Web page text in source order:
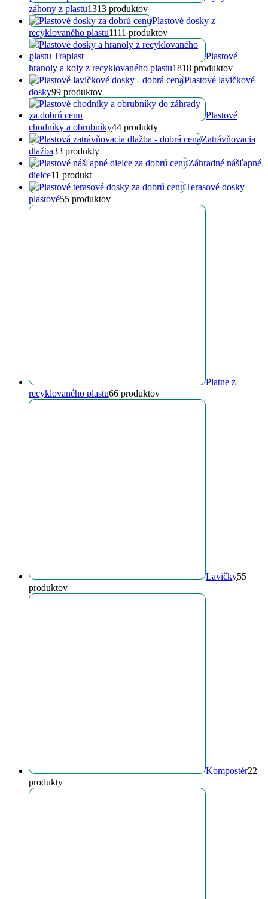
záhony z plastu1313 produktov
Plastové dosky z
recyklovaného plastu1111 produktov
Plastové
hranoly a koly z recyklovaného plastu1818 produktov
Plastové lavičkové
dosky99 produktov
Plastové
chodníky a obrubníky44 produkty
Zatrávňovacia
dlažba33 produkty
Záhradné nášľapné
dielce11 produkt
Terasové dosky
plastové55 produktov
Platne z
recyklovaného plastu66 produktov
Lavičky55
produktov
Kompostér22
produkty